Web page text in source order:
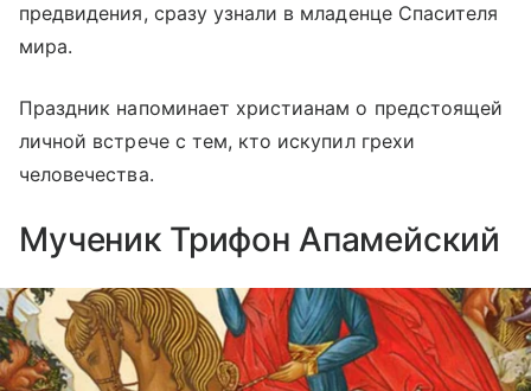
предвидения, сразу узнали в младенце Спасителя
мира.
Праздник напоминает христианам о предстоящей
личной встрече с тем, кто искупил грехи
человечества.
Мученик Трифон Апамейский